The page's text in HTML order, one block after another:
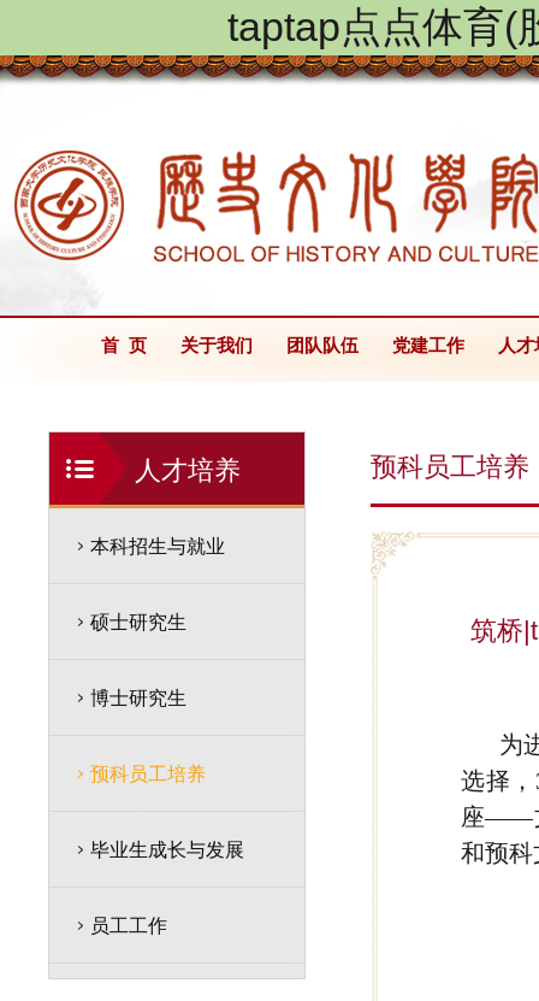
taptap点点体育(
首 页 关于我们 团队队伍 党建工作 人
人才培养
本科招生与就业
硕士研究生
博士研究生
预科员工培养
毕业生成长与发展
员工工作
预科员工培养
筑桥
为
选择
座——
和预科